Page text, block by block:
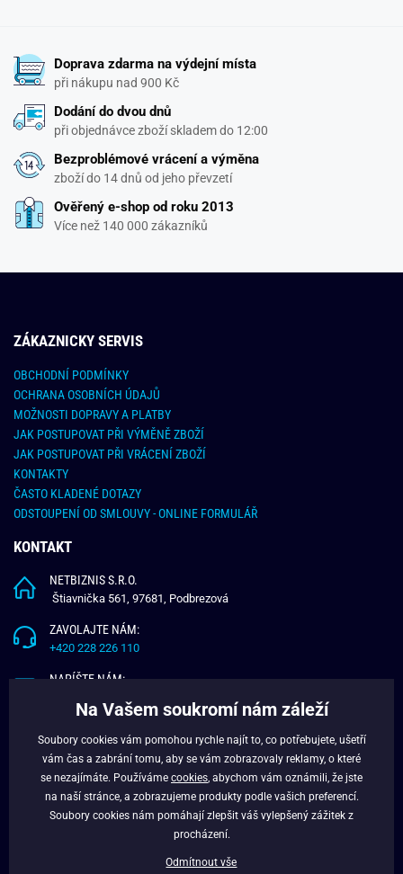
Doprava zdarma na výdejní místa
při nákupu nad 900 Kč
Dodání do dvou dnů
při objednávce zboží skladem do 12:00
Bezproblémové vrácení a výměna
zboží do 14 dnů od jeho převzetí
Ověřený e-shop od roku 2013
Více než 140 000 zákazníků
ZÁKAZNICKY SERVIS
OBCHODNÍ PODMÍNKY
OCHRANA OSOBNÍCH ÚDAJŮ
MOŽNOSTI DOPRAVY A PLATBY
JAK POSTUPOVAT PŘI VÝMĚNĚ ZBOŽÍ
JAK POSTUPOVAT PŘI VRÁCENÍ ZBOŽÍ
KONTAKTY
ČASTO KLADENÉ DOTAZY
ODSTOUPENÍ OD SMLOUVY - ONLINE FORMULÁŘ
KONTAKT
NETBIZNIS S.R.O.
Štiavnička 561, 97681, Podbrezová
ZAVOLAJTE NÁM:
+420 228 226 110
NAPÍŠTE NÁM:
O NÁS
VĚRNOSTNÍ PROGRAM
Na Vašem soukromí nám záleží
Soubory cookies vám pomohou rychle najít to, co potřebujete, ušetří
vám čas a zabrání tomu, aby se vám zobrazovaly reklamy, o které
se nezajímáte. Používáme cookies , abychom vám oznámili, že jste
na naší stránce, a zobrazujeme produkty podle vašich preferencí.
Soubory cookies nám pomáhají zlepšit váš vylepšený zážitek z
procházení.
Odmítnout vše